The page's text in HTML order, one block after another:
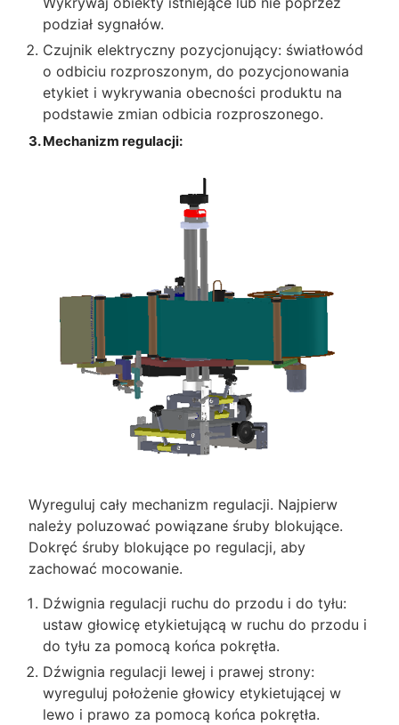
podział sygnałów.
Czujnik elektryczny pozycjonujący: światłowód
o odbiciu rozproszonym, do pozycjonowania
etykiet i wykrywania obecności produktu na
podstawie zmian odbicia rozproszonego.
3. Mechanizm regulacji:
Wyreguluj cały mechanizm regulacji. Najpierw
należy poluzować powiązane śruby blokujące.
Dokręć śruby blokujące po regulacji, aby
zachować mocowanie.
Dźwignia regulacji ruchu do przodu i do tyłu:
ustaw głowicę etykietującą w ruchu do przodu i
do tyłu za pomocą końca pokrętła.
Dźwignia regulacji lewej i prawej strony:
wyreguluj położenie głowicy etykietującej w
lewo i prawo za pomocą końca pokrętła.